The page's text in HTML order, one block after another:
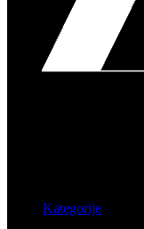
Kategorije